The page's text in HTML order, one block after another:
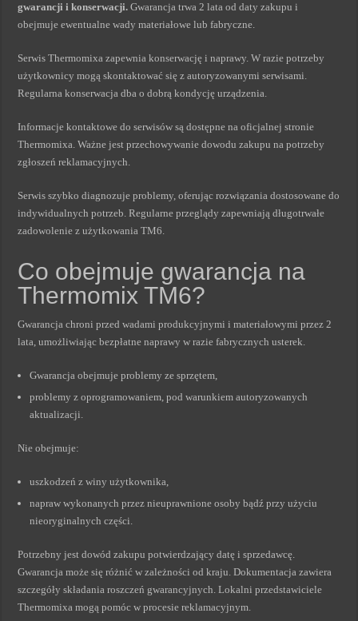
gwarancji i konserwacji. Gwarancja trwa 2 lata od daty zakupu i
obejmuje ewentualne wady materiałowe lub fabryczne.
Serwis Thermomixa zapewnia konserwację i naprawy. W razie potrzeby
użytkownicy mogą skontaktować się z autoryzowanymi serwisami.
Regularna konserwacja dba o dobrą kondycję urządzenia.
Informacje kontaktowe do serwisów są dostępne na oficjalnej stronie
Thermomixa. Ważne jest przechowywanie dowodu zakupu na potrzeby
zgłoszeń reklamacyjnych.
Serwis szybko diagnozuje problemy, oferując rozwiązania dostosowane do
indywidualnych potrzeb. Regularne przeglądy zapewniają długotrwałe
zadowolenie z użytkowania TM6.
Co obejmuje gwarancja na
Thermomix TM6?
Gwarancja chroni przed wadami produkcyjnymi i materiałowymi przez 2
lata, umożliwiając bezpłatne naprawy w razie fabrycznych usterek.
Gwarancja obejmuje problemy ze sprzętem,
problemy z oprogramowaniem, pod warunkiem autoryzowanych
aktualizacji.
Nie obejmuje:
uszkodzeń z winy użytkownika,
napraw wykonanych przez nieuprawnione osoby bądź przy użyciu
nieoryginalnych części.
Potrzebny jest dowód zakupu potwierdzający datę i sprzedawcę.
Gwarancja może się różnić w zależności od kraju. Dokumentacja zawiera
szczegóły składania roszczeń gwarancyjnych. Lokalni przedstawiciele
Thermomixa mogą pomóc w procesie reklamacyjnym.